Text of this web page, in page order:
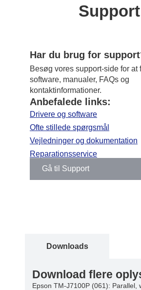
Support
Har du brug for
Besøg vores support-side for at
software, manualer, FAQs og
kontaktinformationer.
Anbefalede links:
Drivere og software
Ofte stillede spørgsmål
Vejledninger og dokumentation
Reparationsservice
Gå til Support
Downloads
Download flere
Epson TM-J7100P (061): Parallel,